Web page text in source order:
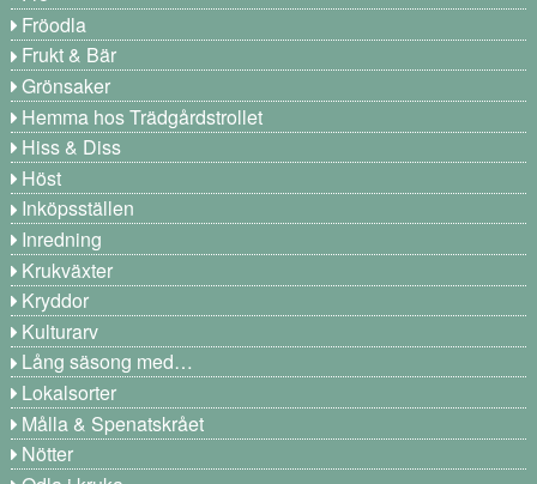
Fröodla
Frukt & Bär
Grönsaker
Hemma hos Trädgårdstrollet
Hiss & Diss
Höst
Inköpsställen
Inredning
Krukväxter
Kryddor
Kulturarv
Lång säsong med…
Lokalsorter
Målla & Spenatskrået
Nötter